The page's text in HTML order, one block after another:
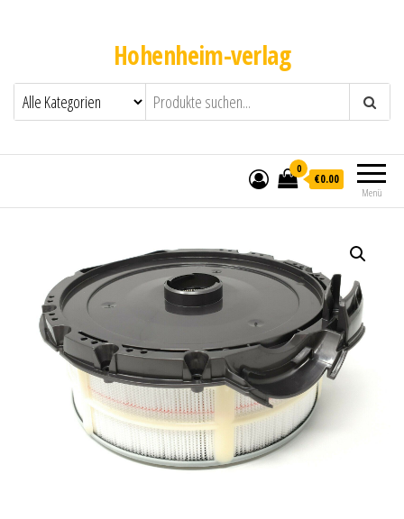
Hohenheim-verlag
Menü
0
€0.00